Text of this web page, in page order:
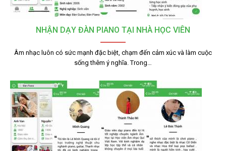
NHẬN DẠY ĐÀN PIANO TẠI NHÀ HỌC VIÊN
Âm nhạc luôn có sức mạnh đặc biệt, chạm đến cảm xúc và làm cuộc
sống thêm ý nghĩa. Trong…